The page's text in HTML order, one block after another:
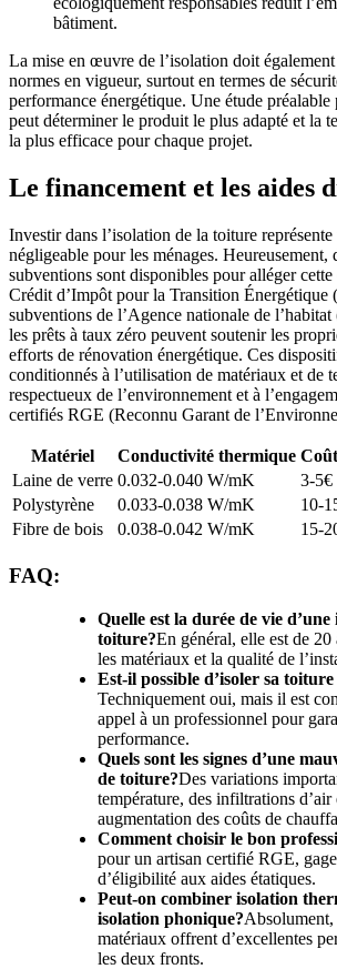
bâtiment.
La mise en œuvre de l’isolation doit
normes en vigueur, surtout en termes de
performance énergétique. Une étude préalable
peut déterminer le produit le plus adapté et la
la plus efficace pour chaque projet.
Le financement et les aides
Investir dans l’isolation de la toiture
négligeable pour les ménages. Heureusement,
subventions sont disponibles pour alléger
Crédit d’Impôt pour la Transition Énergétique
subventions de l’Agence nationale de
les prêts à taux zéro peuvent soutenir les
efforts de rénovation énergétique. Ces
conditionnés à l’utilisation de matériaux et de
respectueux de l’environnement et à
certifiés RGE (Reconnu Garant de
Matériel Conductivité thermique
Laine de verre 0.032-0.040 W/mK
3-5€
Polystyrène
0.033-0.038 W/mK
10-
Fibre de bois
0.038-0.042 W/mK 15-
FAQ:
Quelle est la durée de vie d’une
toiture?En général, elle est de 20
les matériaux et la qualité de
Est-il possible d’isoler sa toiture
Techniquement oui, mais il est
appel à un professionnel pour
performance.
Quels sont les signes d’une
de toiture?Des variations
température, des infiltrations d’air
augmentation des coûts de
Comment choisir le bon
pour un artisan certifié RGE,
d’éligibilité aux aides étatiques.
Peut-on combiner isolation
isolation phonique?Absolument,
matériaux offrent d’excellentes
les deux fronts.